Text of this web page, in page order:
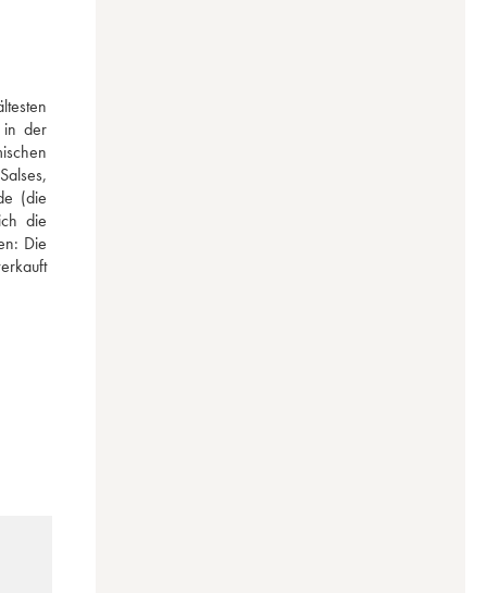
in der
(die
die
Die